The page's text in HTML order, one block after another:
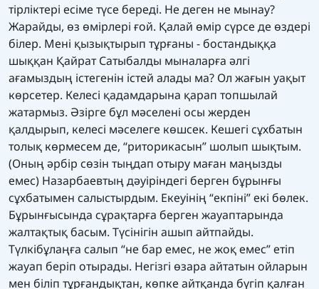
тірліктері есіме түсе береді. Не деген не мынау?
Жарайды, өз өмірлері ғой. Қалай өмір сүрсе де өздері
білер. Мені қызықтырып тұрғаны - бостандыққа
шыққан Қайрат Сатыбалды мыналарға әлгі
ағамыздың істегенін істей алады ма? Ол жағын уақыт
көрсетер. Келесі қадамдарына қарап топшылай
жатармыз. Әзірге бұл мәселені осы жерден
қалдырып, келесі мәселеге көшсек. Кешегі сұхбатын
толық көрмесем де, “риторикасын” шолып шықтым.
(Оның әрбір сөзін тыңдап отыру маған маңызды
емес) Назарбаевтың дәуіріндегі берген бұрынғы
сұхбатымен салыстырдым. Екеуінің “екпіні” екі бөлек.
Бұрынғысында сұрақтарға берген жауаптарында
жалтақтық басым. Түсінігін ашып айтпайды.
Түлкібұлаңға салып “не бар емес, не жоқ емес” етіп
жауап беріп отырады. Негізгі өзара айтатын ойларын
мен біліп тұрғандықтан, көпке айтқанда бүгіп қалған